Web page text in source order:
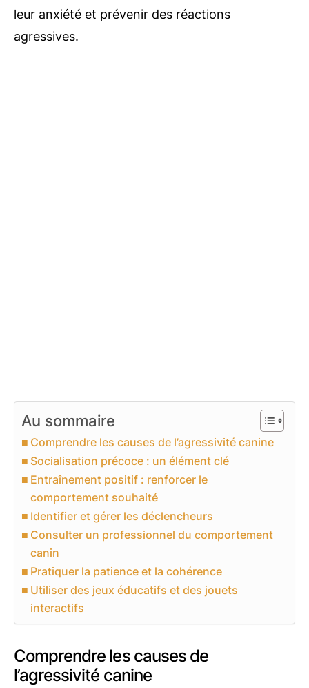
leur anxiété et prévenir des réactions
agressives.
Au sommaire
Comprendre les causes de l’agressivité canine
Socialisation précoce : un élément clé
Entraînement positif : renforcer le
comportement souhaité
Identifier et gérer les déclencheurs
Consulter un professionnel du comportement
canin
Pratiquer la patience et la cohérence
Utiliser des jeux éducatifs et des jouets
interactifs
Comprendre les causes de
l’agressivité canine